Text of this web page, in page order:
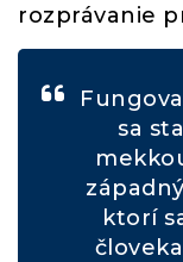
rozprávanie
sa
ktorí